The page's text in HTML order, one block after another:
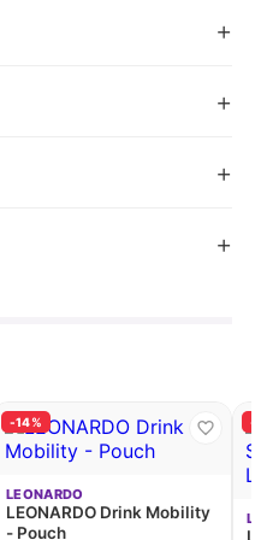
+
+
+
+
-14%
LEONARDO
LEONARDO Drink Mobility
- Pouch
-